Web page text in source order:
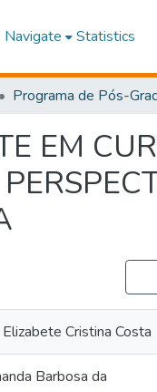
Navigate Statistics
EM
Cristina Costa
Barbosa da